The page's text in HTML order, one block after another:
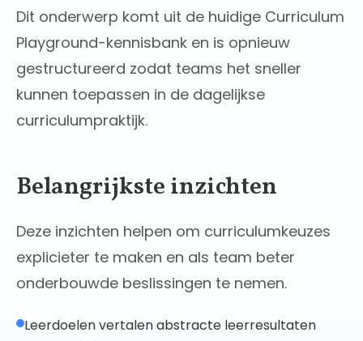
Dit onderwerp komt uit de huidige Curriculum
Playground-kennisbank en is opnieuw
gestructureerd zodat teams het sneller
kunnen toepassen in de dagelijkse
curriculumpraktijk.
Belangrijkste inzichten
Deze inzichten helpen om curriculumkeuzes
explicieter te maken en als team beter
onderbouwde beslissingen te nemen.
Leerdoelen vertalen abstracte leerresultaten